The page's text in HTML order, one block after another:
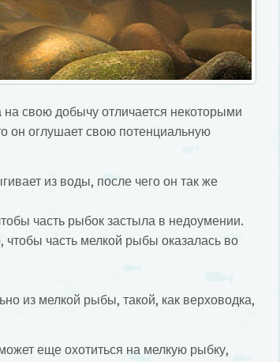
на свою добычу отличается некоторыми
он оглушает свою потенциальную
из воды, после чего он так же
часть рыбок застыла в недоумении.
чтобы часть мелкой рыбы оказалась во
из мелкой рыбы, такой, как верховодка,
еще охотиться на мелкую рыбку,